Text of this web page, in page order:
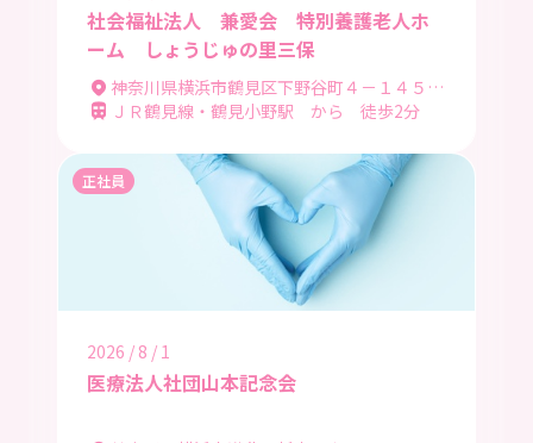
社会福祉法人 兼愛会 特別養護老人ホ
ーム しょうじゅの里三保
神奈川県横浜市鶴見区下野谷町４－１４５－１８ しょうじゅの里小野
ＪＲ鶴見線・鶴見小野駅 から 徒歩2分
正社員
2026 / 8 / 1
医療法人社団山本記念会